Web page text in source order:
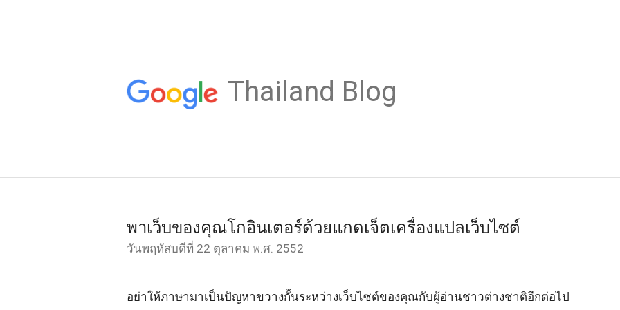
Thailand Blog
พาเว็บของคุณโกอินเตอร์ด้วยแกดเจ็ตเครื่องแปลเว็บไซต์
วันพฤหัสบดีที่ 22 ตุลาคม พ.ศ. 2552
อย่าให้ภาษามาเป็นปัญหาขวางกั้นระหว่างเว็บไซต์ของคุณกับผู้อ่านชาวต่างชาติอีกต่อไป